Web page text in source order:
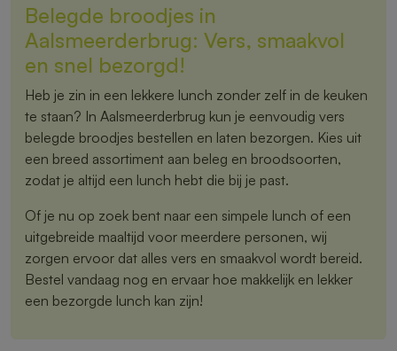
Belegde broodjes in
Aalsmeerderbrug: Vers, smaakvol
en snel bezorgd!
Heb je zin in een lekkere lunch zonder zelf in de keuken
te staan? In Aalsmeerderbrug kun je eenvoudig vers
belegde broodjes bestellen en laten bezorgen. Kies uit
een breed assortiment aan beleg en broodsoorten,
zodat je altijd een lunch hebt die bij je past.
Of je nu op zoek bent naar een simpele lunch of een
uitgebreide maaltijd voor meerdere personen, wij
zorgen ervoor dat alles vers en smaakvol wordt bereid.
Bestel vandaag nog en ervaar hoe makkelijk en lekker
een bezorgde lunch kan zijn!